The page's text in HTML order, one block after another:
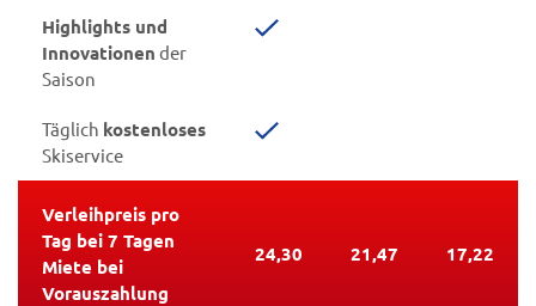
Highlights und
Innovationen der
Saison
Täglich kostenloses
Skiservice
Verleihpreis pro
Tag bei 7 Tagen
Miete bei
Vorauszahlung
24,30 21,47 17,22